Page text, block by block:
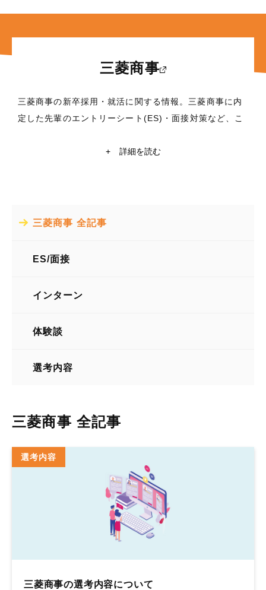
三菱商事
三菱商事の新卒採用・就活に関する情報。三菱商事に内
定した先輩のエントリーシート(ES)・面接対策など、こ
学・京都大学在籍の現役学生ライターによる三菱商事の
東京都千代田区丸の内2丁目3番1号
+ 詳細を読む
三菱商事 全記事
ES/面接
インターン
体験談
選考内容
三菱商事 全記事
選考内容
三菱商事の選考内容について